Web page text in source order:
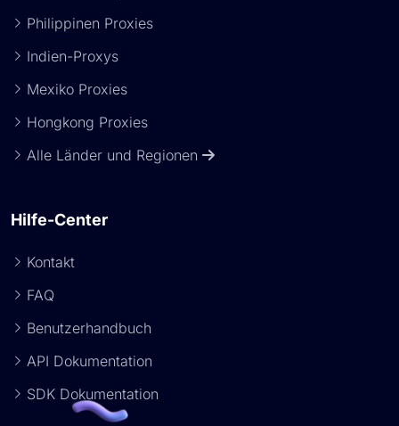
Philippinen Proxies
Indien-Proxys
Mexiko Proxies
Hongkong Proxies
Alle Länder und Regionen
Hilfe-Center
Kontakt
FAQ
Benutzerhandbuch
API Dokumentation
SDK Dokumentation